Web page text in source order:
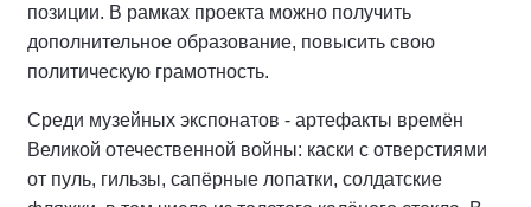
позиции. В рамках проекта можно получить
дополнительное образование, повысить свою
политическую грамотность.
Среди музейных экспонатов - артефакты времён
Великой отечественной войны: каски с отверстиями
от пуль, гильзы, сапёрные лопатки, солдатские